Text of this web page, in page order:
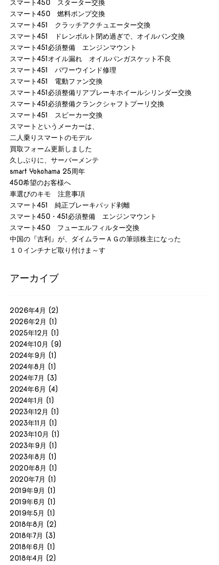
スマート450 スターター交換
スマート450 燃料ポンプ交換
スマート451 クラッチアクチュエーター交換
スマート451 ドレンボルト閉め過ぎで、オイルパン交換
スマート451必須整備 エンジンマウント
スマート451オイル漏れ オイルパンガスケット不良
スマート451 パワーウインド修理
スマート451 電動ファン交換
スマート451必須整備リアブレーキホイールシリンダー交換
スマート451必須整備クランクシャフトプーリ交換
スマート451 スピーカー交換
スマートというメーカーは、
二人乗りスマートのモデル
買取フォーム更新しました
久しぶりに、サーバーメンテ
smart Yokohama 25周年
450希望のお客様へ
車選びのキモ 注意事項
スマート451 純正ブレーキパッド剥離
スマート450・451必須整備 エンジンマウント
スマート450 フューエルフィルター交換
中国の『吉利』が、ダイムラーＡＧの筆頭株主になった
１０インチナビ取り付けま～す
アーカイブ
2026年4月 (2)
2026年2月 (1)
2025年12月 (1)
2024年10月 (9)
2024年9月 (1)
2024年8月 (1)
2024年7月 (3)
2024年6月 (4)
2024年1月 (1)
2023年12月 (1)
2023年11月 (1)
2023年10月 (1)
2023年9月 (1)
2023年8月 (1)
2020年8月 (1)
2020年7月 (1)
2019年9月 (1)
2019年6月 (1)
2019年5月 (1)
2018年8月 (2)
2018年7月 (3)
2018年6月 (1)
2018年4月 (2)